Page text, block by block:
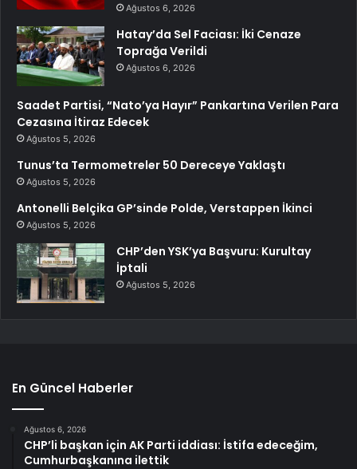
Ağustos 6, 2026
Hatay’da Sel Faciası: İki Cenaze
Toprağa Verildi
Ağustos 6, 2026
Saadet Partisi, “Nato’ya Hayır” Pankartına Verilen Para
Cezasına İtiraz Edecek
Ağustos 5, 2026
Tunus’ta Termometreler 50 Dereceye Yaklaştı
Ağustos 5, 2026
Antonelli Belçika GP’sinde Polde, Verstappen İkinci
Ağustos 5, 2026
CHP’den YSK’ya Başvuru: Kurultay
İptali
Ağustos 5, 2026
En Güncel Haberler
Ağustos 6, 2026
CHP’li başkan için AK Parti iddiası: İstifa edeceğim,
Cumhurbaşkanına ilettik